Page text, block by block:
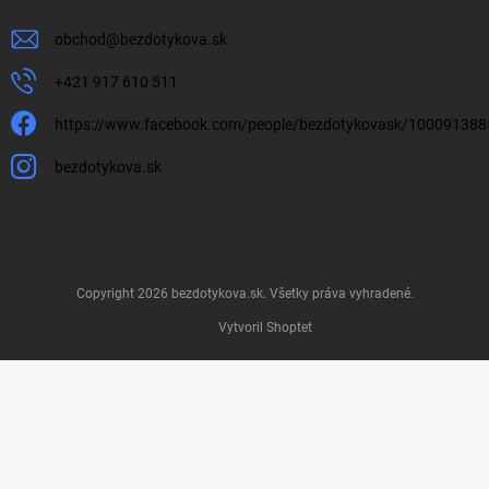
obchod @bezdotykova.sk
+421 917 610 511
https://www.facebook.com/people/bezdotykovask/
bezdotykova.sk
Vytvoril Shoptet
Copyright 2026 bezdotykova.sk. Všetky práva vyhradené.